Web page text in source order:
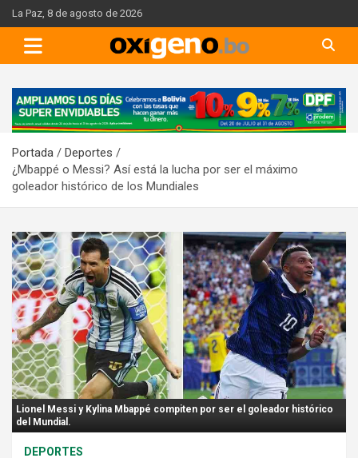
Skip
to
content
La Paz, 8 de agosto de 2026
A
d
e
r
t
s
e
m
e
n
t
:
Portada
Deportes
¿Mbappé o Messi? Así está la lucha por ser el máximo
goleador histórico de los Mundiales
Lionel Messi y Kylina Mbappé compiten por ser el goleador histórico
del Mundial.
DEPORTES